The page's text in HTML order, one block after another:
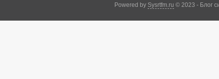
Powered by Sysrtfm.ru © 2023 - Блог